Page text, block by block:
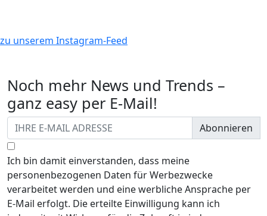
zu unserem Instagram-Feed
Noch mehr News und Trends –
ganz easy per E-Mail!
Abonnieren
Ich bin damit einverstanden, dass meine
personenbezogenen Daten für Werbezwecke
verarbeitet werden und eine werbliche Ansprache per
E-Mail erfolgt. Die erteilte Einwilligung kann ich